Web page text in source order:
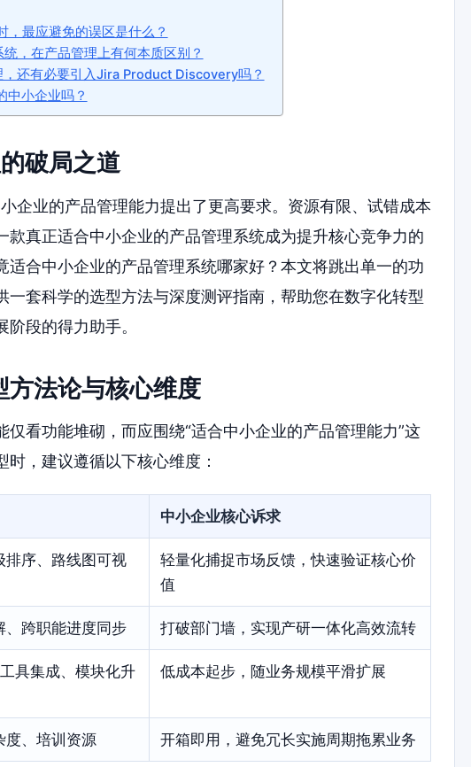
最应避免的误区是什么？
，在产品管理上有何本质区别？
还有必要引入Jira Product Discovery吗？
中小企业吗？
破局之道
企业的产品管理能力提出了更高要求。资源有限、试错成本
真正适合中小企业的产品管理系统成为提升核心竞争力的
合中小企业的产品管理系统哪家好？本文将跳出单一的功
套科学的选型方法与深度测评指南，帮助您在数字化转型
段的得力助手。
方法论与核心维度
看功能堆砌，而应围绕“适合中小企业的产品管理能力”这
，建议遵循以下核心维度：
中小企业核心诉求
排序、路线图可视
轻量化捕捉市场反馈，快速验证核心价
值
、跨职能进度同步 打破部门墙，实现产研一体化高效流转
具集成、模块化升
低成本起步，随业务规模平滑扩展
度、培训资源 开箱即用，避免冗长实施周期拖累业务